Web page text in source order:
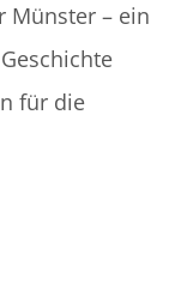
Münster – ein
für die